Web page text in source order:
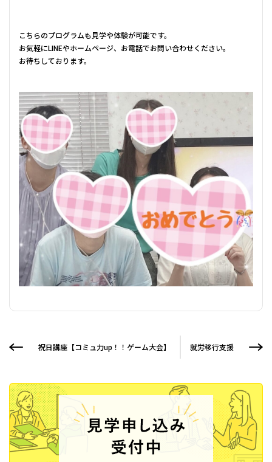
こちらのプログラムも見学や体験が可能です。
お気軽にLINEやホームページ、お電話でお問い合わせください。
お待ちしております。
祝日講座【コミュ力up！！ゲーム大会】 就労移行支援